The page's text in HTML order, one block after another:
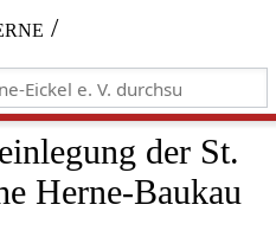
/
der St.
Herne-Baukau